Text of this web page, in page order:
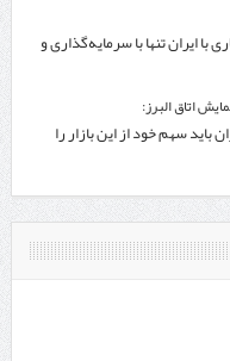
۱۰ میلیارد دلاری با ایران تنها با سرمایه‌گذاری و
اتاق البرز:
سهم خود از این بازار را